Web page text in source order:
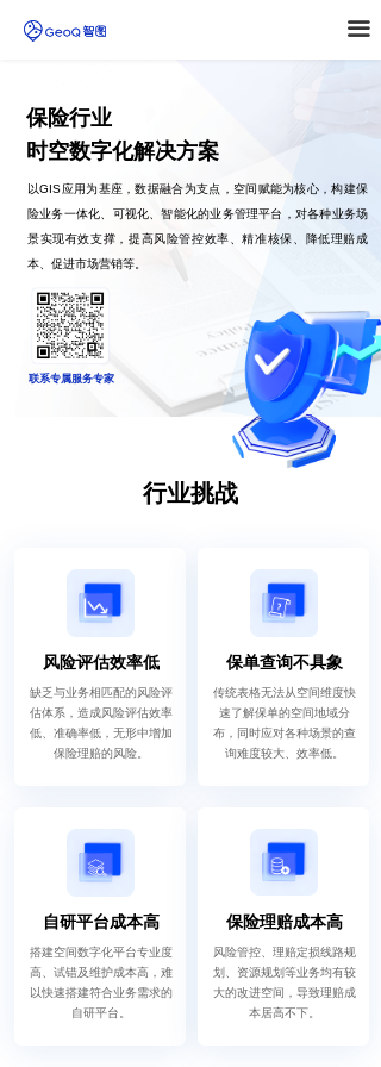
끀
以GIS应用为基座，数据融合为支点，空间赋能为核心，构建保
险业务一体化、可视化、智能化的业务管理平台，对各种业务场
景实现有效支撑，提高风险管控效率、精准核保、降低理赔成
本、促进市场营销等。
保险行业
时空数字化解决方案
联系专属服务专家
行业挑战
缺乏与业务相匹配的风险评
估体系，造成风险评估效率
低、准确率低，无形中增加
保险理赔的风险。
风险评估效率低
传统表格无法从空间维度快
速了解保单的空间地域分
布，同时应对各种场景的查
询难度较大、效率低。
保单查询不具象
搭建空间数字化平台专业度
高、试错及维护成本高，难
以快速搭建符合业务需求的
自研平台。
自研平台成本高
风险管控、理赔定损线路规
划、资源规划等业务均有较
大的改进空间，导致理赔成
本居高不下。
保险理赔成本高